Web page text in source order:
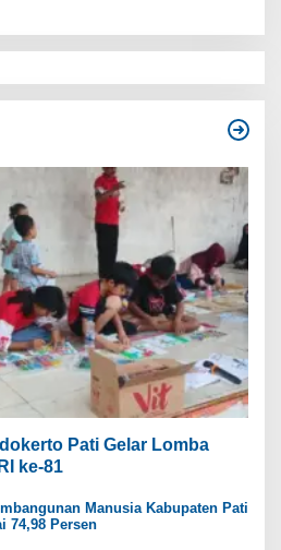
Pati Gelar Lomba
ke-81
Manusia Kabupaten Pati
74,98 Persen